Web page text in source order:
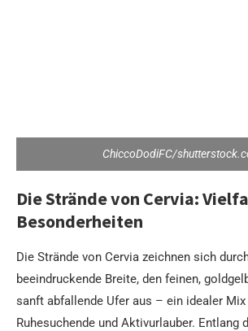
ChiccoDodiFC/
Die Strände von Cervia:
Besonderheiten
Die Strände von Cervia zeichnen sich
beeindruckende Breite, den feinen,
sanft abfallende Ufer aus – ein idealer
Ruhesuchende und Aktivurlauber. Entlang